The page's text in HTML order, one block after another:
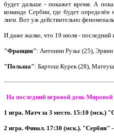
будет дальше - покажет время. А
команде Сербии, где будет
лиги. Вот уж действительно
И даже жалко, что 19 июля - последний
"Франция": Антонин Рузье (25),
"Польша": Бартош Курек (28),
На последний игровой день
1 игра. Матч за 3 место. 15:10
2 игра. Финал. 17:30 (мск.). "Сербия"